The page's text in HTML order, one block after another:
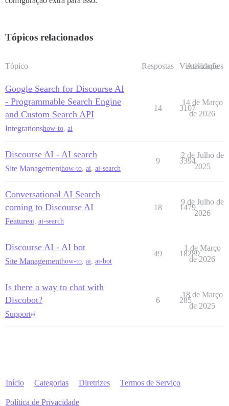
Tópicos relacionados
Tópico Respostas Visualizações
Atividade
Google Search for Discourse AI
- Programmable Search Engine
and Custom Search API
Integrationshow-to, ai
14 3107
14 de Março
de 2026
Discourse AI - AI search
Site Managementhow-to, ai, ai-search
9 3394
2 de Julho de
2025
Conversational AI Search
coming to Discourse AI
Featureai, ai-search
18 1479
9 de Julho de
2026
Discourse AI - AI bot
Site Managementhow-to, ai, ai-bot
49 18289
1 de Março
de 2026
Is there a way to chat with
Discobot?
Supportai
6 285
18 de Março
de 2025
Início Categorias Diretrizes Termos de Serviço
Política de Privacidade